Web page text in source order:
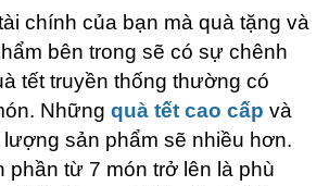
chính của bạn mà quà tặng và
bên trong sẽ có sự chênh
tết truyền thống thường có
Những quà tết cao cấp và
sản phẩm sẽ nhiều hơn.
phần từ 7 món trở lên là phù